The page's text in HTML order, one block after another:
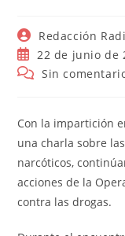
Autor
de
la
entrada:
Redacción
Publicación
de
la
22 de junio de
Comentarios
entrada:
Sin
Con la impartición
una charla sobre
narcóticos,
acciones de la
contra las drogas.